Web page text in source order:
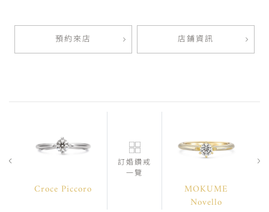
預約來店 店鋪資訊
Croce Piccoro
訂婚鑽戒
一覽
MOKUME
Novello